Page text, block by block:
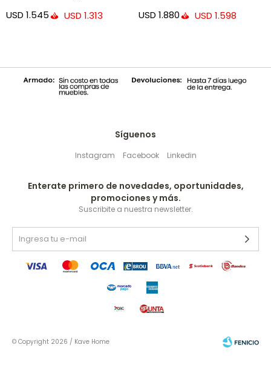
cm
USD 1.545 USD 1.313 USD 1.880 USD 1.598
Síguenos
Instagram Facebook Linkedin
Enterate primero de novedades, oportunidades,
promociones y más.
Suscribite a nuestra newsletter.
© Copyright 2026 / Kave Home